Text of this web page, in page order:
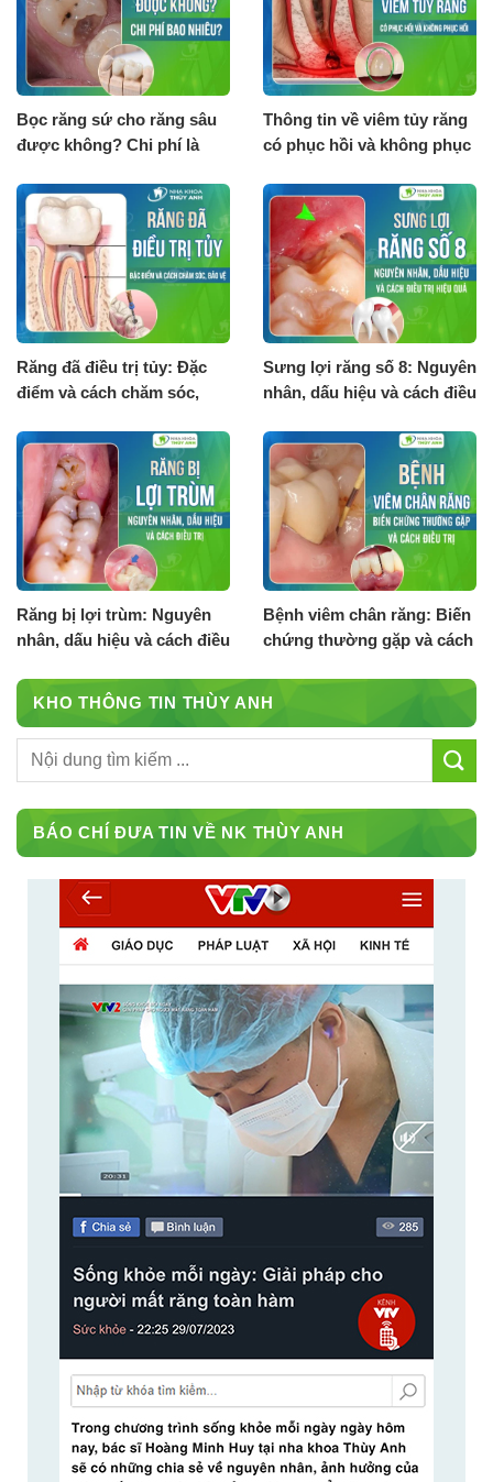
Bọc răng sứ cho răng sâu
được không? Chi phí là
Thông tin về viêm tủy răng
có phục hồi và không phục
Răng đã điều trị tủy: Đặc
điểm và cách chăm sóc,
Sưng lợi răng số 8: Nguyên
nhân, dấu hiệu và cách điều
Răng bị lợi trùm: Nguyên
nhân, dấu hiệu và cách điều
Bệnh viêm chân răng: Biến
chứng thường gặp và cách
KHO THÔNG TIN THÙY ANH
BÁO CHÍ ĐƯA TIN VỀ NK THÙY ANH